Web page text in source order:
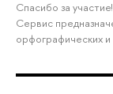
Спасибо за участие!
Сервис
орфографических и